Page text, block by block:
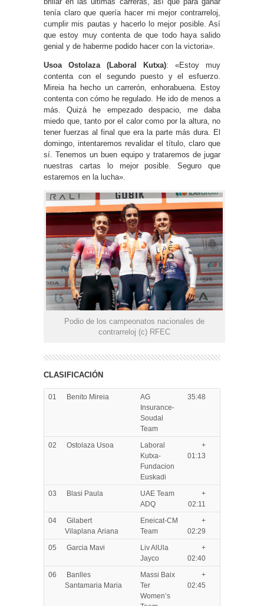
tenía claro que quería hacer mi mejor contrarreloj,
cumplir mis pautas y hacerlo lo mejor posible. Así
que estoy muy contenta de que todo haya salido
genial y de haberme podido hacer con la victoria».
Usoa Ostolaza (Laboral Kutxa): «Estoy muy
contenta con el segundo puesto y el esfuerzo.
Mireia ha hecho un carrerón, enhorabuena. Estoy
contenta con cómo he regulado. He ido de menos a
más. Quizá he empezado despacio, me daba
miedo que, tanto por el calor como por la altura, no
tener fuerzas al final que era la parte más dura. El
domingo, intentaremos revalidar el título, claro que
sí. Tenemos un buen equipo y trataremos de jugar
nuestras cartas lo mejor posible. Seguro que
estaremos en la lucha».
Podio de los campeonatos nacionales de
contrarreloj (c) RFEC
CLASIFICACIÓN
01 Benito Mireia
AG
Insurance-
Soudal
Team
35:48
02 Ostolaza Usoa
Laboral
Kutxa-
Fundacion
Euskadi
+
01:13
03 Blasi Paula
UAE Team
ADQ
+
02:11
04
Gilabert
Vilaplana Ariana
Eneicat-CM
Team
+
02:29
05
Garcia Mavi
Liv AlUla
Jayco
+
02:40
06
Banlles
Santamaria Maria
Massi Baix
Ter
Women’s
+
02:45